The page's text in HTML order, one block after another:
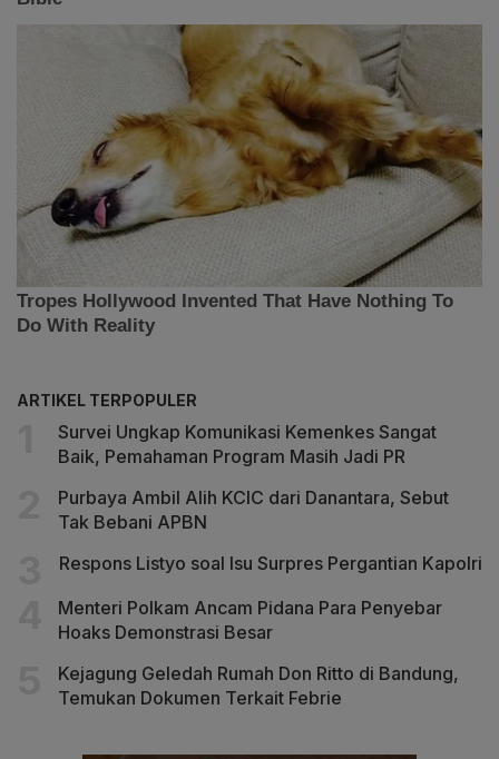
ARTIKEL TERPOPULER
Survei Ungkap Komunikasi Kemenkes Sangat
Baik, Pemahaman Program Masih Jadi PR
Purbaya Ambil Alih KCIC dari Danantara, Sebut
Tak Bebani APBN
Respons Listyo soal Isu Surpres Pergantian Kapolri
Menteri Polkam Ancam Pidana Para Penyebar
Hoaks Demonstrasi Besar
Kejagung Geledah Rumah Don Ritto di Bandung,
Temukan Dokumen Terkait Febrie